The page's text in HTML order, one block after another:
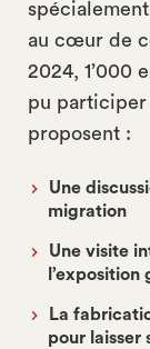
au cœur de
2024, 1’000
pu participer
proposent :
Une
migration
Une visite
La
pour laisser